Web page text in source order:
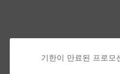
기한이 만료된 프로모